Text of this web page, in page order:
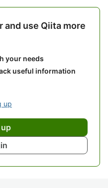
and use Qiita more
your needs
useful information
up